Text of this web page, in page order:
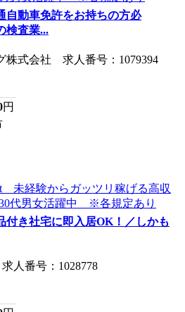
自動車免許をお持ちの方必
検査業...
株式会社 求人番号：1079394
円
付き社宅に即入居OK！／しかも
人番号：1028778